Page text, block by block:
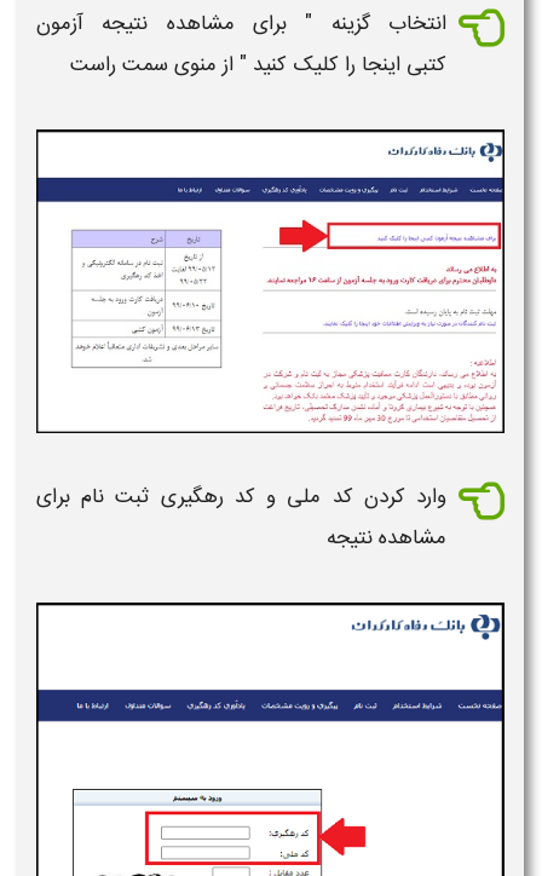
انتخاب گزینه " برای مشاهده نتیجه آزمون
کتبی اینجا را کلیک کنید " از منوی سمت راست
وارد کردن کد ملی و کد رهگیری ثبت نام برای
مشاهدهنتیجه